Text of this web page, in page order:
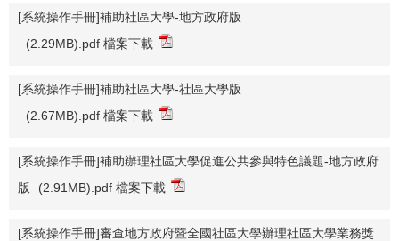
[系統操作手冊]補助社區大學-地方政府版
(2.29MB).pdf 檔案下載
[系統操作手冊]補助社區大學-社區大學版
(2.67MB).pdf 檔案下載
[系統操作手冊]補助辦理社區大學促進公共參與特色議題-地方政府
版
(2.91MB).pdf 檔案下載
[系統操作手冊]審查地方政府暨全國社區大學辦理社區大學業務獎